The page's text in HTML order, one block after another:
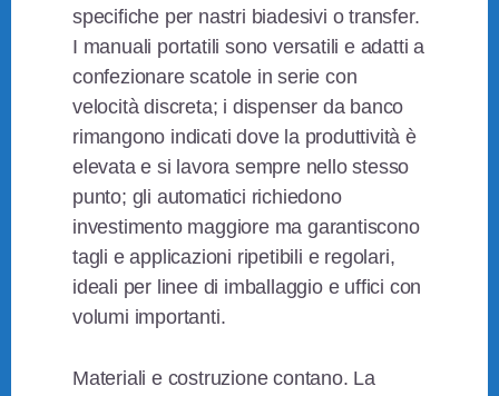
specifiche per nastri biadesivi o transfer.
I manuali portatili sono versatili e adatti a
confezionare scatole in serie con
velocità discreta; i dispenser da banco
rimangono indicati dove la produttività è
elevata e si lavora sempre nello stesso
punto; gli automatici richiedono
investimento maggiore ma garantiscono
tagli e applicazioni ripetibili e regolari,
ideali per linee di imballaggio e uffici con
volumi importanti.
Materiali e costruzione contano. La